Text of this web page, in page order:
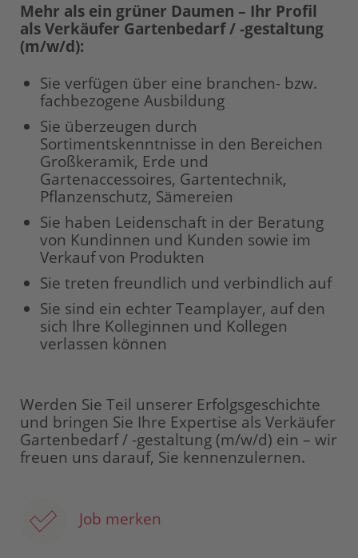
Mehr als ein grüner Daumen – Ihr Profil
als Verkäufer Gartenbedarf / -gestaltung
(m/w/d):
Sie verfügen über eine branchen- bzw.
fachbezogene Ausbildung
Sie überzeugen durch
Sortimentskenntnisse in den Bereichen
Großkeramik, Erde und
Gartenaccessoires, Gartentechnik,
Pflanzenschutz, Sämereien
Sie haben Leidenschaft in der Beratung
von Kundinnen und Kunden sowie im
Verkauf von Produkten
Sie treten freundlich und verbindlich auf
Sie sind ein echter Teamplayer, auf den
sich Ihre Kolleginnen und Kollegen
verlassen können
Werden Sie Teil unserer Erfolgsgeschichte
und bringen Sie Ihre Expertise als Verkäufer
Gartenbedarf / -gestaltung (m/w/d) ein – wir
freuen uns darauf, Sie kennenzulernen.
Job merken